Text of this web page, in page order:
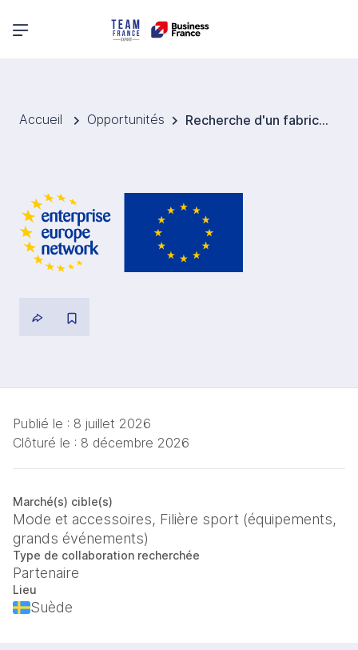
Menu principal
Accueil Opportunités Recherche d'un fabricant de chaussettes de Pilates antidérapantes sur mesure pour la Suède
Publié le : 8 juillet 2026
Clôturé le : 8 décembre 2026
Marché(s) cible(s)
Mode et accessoires, Filière sport (équipements,
grands événements)
Type de collaboration recherchée
Partenaire
Lieu
Suède